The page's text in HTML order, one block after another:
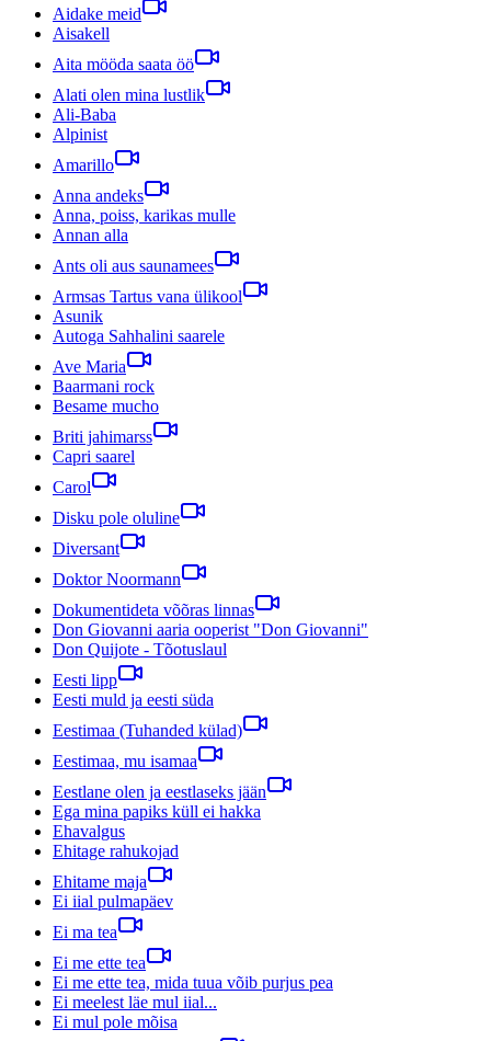
Aidake meid
Aisakell
Aita mööda saata öö
Alati olen mina lustlik
Ali-Baba
Alpinist
Amarillo
Anna andeks
Anna, poiss, karikas mulle
Annan alla
Ants oli aus saunamees
Armsas Tartus vana ülikool
Asunik
Autoga Sahhalini saarele
Ave Maria
Baarmani rock
Besame mucho
Briti jahimarss
Capri saarel
Carol
Disku pole oluline
Diversant
Doktor Noormann
Dokumentideta võõras linnas
Don Giovanni aaria ooperist "Don Giovanni"
Don Quijote - Tõotuslaul
Eesti lipp
Eesti muld ja eesti süda
Eestimaa (Tuhanded külad)
Eestimaa, mu isamaa
Eestlane olen ja eestlaseks jään
Ega mina papiks küll ei hakka
Ehavalgus
Ehitage rahukojad
Ehitame maja
Ei iial pulmapäev
Ei ma tea
Ei me ette tea
Ei me ette tea, mida tuua võib purjus pea
Ei meelest läe mul iial...
Ei mul pole mõisa